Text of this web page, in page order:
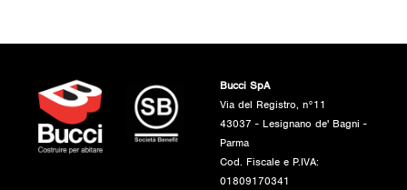
Bucci SpA
Via del Registro, n°11
43037 - Lesignano de' Bagni -
Parma
Cod. Fiscale e P.IVA:
01809170341